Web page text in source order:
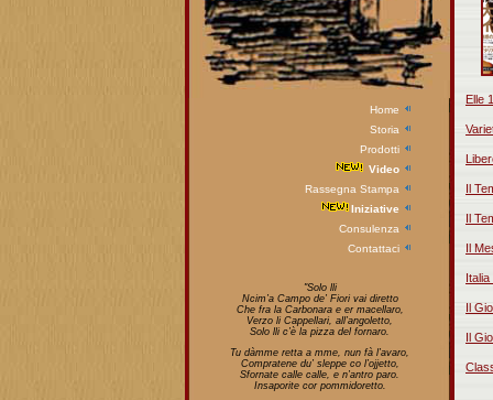
Home
Storia
Prodotti
Video
Rassegna Stampa
Iniziative
Consulenza
Contattaci
"Solo lli
Ncim’a Campo de’ Fiori vai diretto
Che fra la Carbonara e er macellaro,
Verzo li Cappellari, all’angoletto,
Solo lli c’è la pizza del fornaro.
Tu dàmme retta a mme, nun fà l’avaro,
Compratene du’ sleppe co l’ojjetto,
Sfornate calle calle, e n’antro paro.
Insaporite cor pommidoretto.
Elle
Il
Il
Il
Il
Il